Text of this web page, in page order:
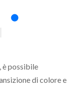
è possibile
di colore e